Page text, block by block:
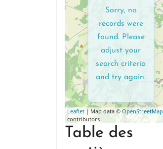
Leaflet | Map data © OpenStreetMap
contributors
Sorry, no
records were
found. Please
adjust your
search criteria
and try again.
Table des